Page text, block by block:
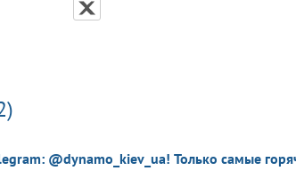
@dynamo_kiev_ua! Только самые